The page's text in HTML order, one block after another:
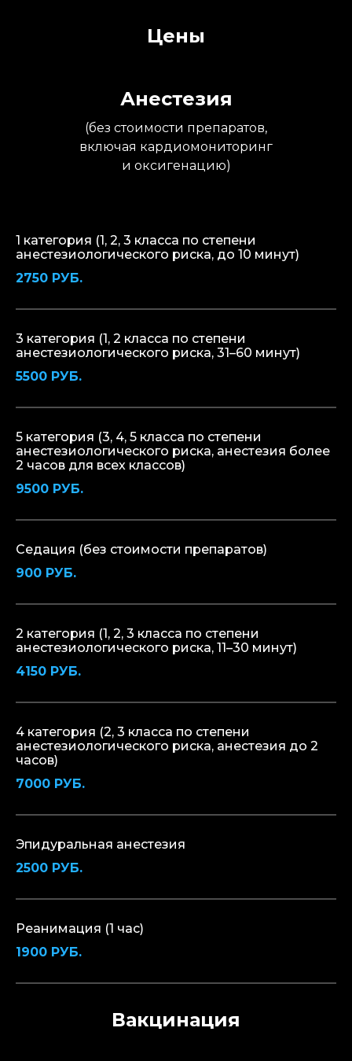
Цены
Анестезия
(без стоимости препаратов,
включая кардиомониторинг
и оксигенацию)
1 категория (1, 2, 3 класса по степени
анестезиологического риска, до 10 минут)
2750 РУБ.
3 категория (1, 2 класса по степени
анестезиологического риска, 31–60 минут)
5500 РУБ.
5 категория (3, 4, 5 класса по степени
анестезиологического риска, анестезия более
2 часов для всех классов)
9500 РУБ.
Седация (без стоимости препаратов)
900 РУБ.
2 категория (1, 2, 3 класса по степени
анестезиологического риска, 11–30 минут)
4150 РУБ.
4 категория (2, 3 класса по степени
анестезиологического риска, анестезия до 2
часов)
7000 РУБ.
Эпидуральная анестезия
2500 РУБ.
Реанимация (1 час)
1900 РУБ.
Вакцинация